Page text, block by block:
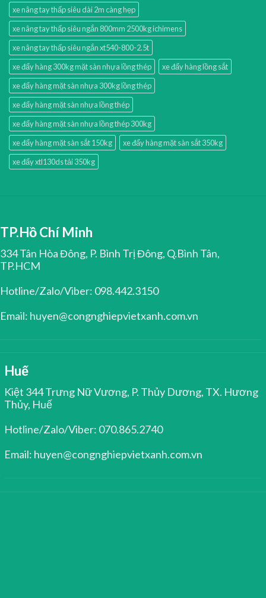
xe nâng tay thấp siêu dài 2m càng hẹp
xe nâng tay thấp siêu ngắn 800mm 2500kg ichimens
xe nâng tay thấp siêu ngắn xt540-800-2.5t
xe đẩy hàng 300kg mặt sàn nhựa lồng thép
xe đẩy hàng lồng sắt
xe đẩy hàng mặt sàn nhựa 300kg lồng thép
xe đẩy hàng mặt sàn nhựa lồng thép
xe đẩy hàng mặt sàn nhựa lồng thép 300kg
xe đẩy hàng mặt sàn sắt 150kg
xe đẩy hàng mặt sàn sắt 350kg
xe đẩy xtl130ds tải 350kg
TP.Hồ Chí Minh
334 Tân Hòa Đông, P. Bình Trị Đông, Q.Bình Tân,
TP.HCM
Hotline/Zalo/Viber: 098.442.3150
Email: huyen@congnghiepvietxanh.com.vn
Huế
Kiệt 344 Trưng Nữ Vương, P. Thủy Dương, TX. Hương
Thủy, Huế
Hotline/Zalo/Viber: 070.865.2740
Email: huyen@congnghiepvietxanh.com.vn